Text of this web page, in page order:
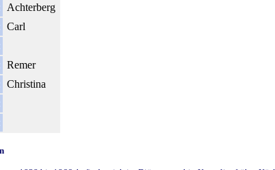
Achterberg
Carl
Remer
Christina